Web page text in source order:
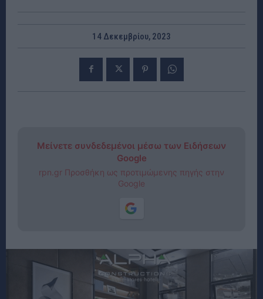
14 Δεκεμβρίου, 2023
Μείνετε συνδεδεμένοι μέσω των Ειδήσεων
Google
rpn.gr Προσθήκη ως προτιμώμενης πηγής στην
Google